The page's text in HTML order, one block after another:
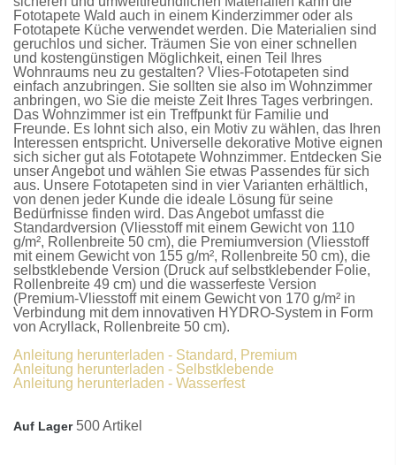
Fototapete Wald auch in einem Kinderzimmer oder als
Fototapete Küche verwendet werden. Die Materialien sind
geruchlos und sicher. Träumen Sie von einer schnellen
und kostengünstigen Möglichkeit, einen Teil Ihres
Wohnraums neu zu gestalten? Vlies-Fototapeten sind
einfach anzubringen. Sie sollten sie also im Wohnzimmer
anbringen, wo Sie die meiste Zeit Ihres Tages verbringen.
Das Wohnzimmer ist ein Treffpunkt für Familie und
Freunde. Es lohnt sich also, ein Motiv zu wählen, das Ihren
Interessen entspricht. Universelle dekorative Motive eignen
sich sicher gut als Fototapete Wohnzimmer. Entdecken Sie
unser Angebot und wählen Sie etwas Passendes für sich
aus. Unsere Fototapeten sind in vier Varianten erhältlich,
von denen jeder Kunde die ideale Lösung für seine
Bedürfnisse finden wird. Das Angebot umfasst die
Standardversion (Vliesstoff mit einem Gewicht von 110
g/m², Rollenbreite 50 cm), die Premiumversion (Vliesstoff
mit einem Gewicht von 155 g/m², Rollenbreite 50 cm), die
selbstklebende Version (Druck auf selbstklebender Folie,
Rollenbreite 49 cm) und die wasserfeste Version
(Premium-Vliesstoff mit einem Gewicht von 170 g/m² in
Verbindung mit dem innovativen HYDRO-System in Form
von Acryllack, Rollenbreite 50 cm).
Anleitung herunterladen - Standard, Premium
Anleitung herunterladen - Selbstklebende
Anleitung herunterladen - Wasserfest
Auf Lager 500 Artikel